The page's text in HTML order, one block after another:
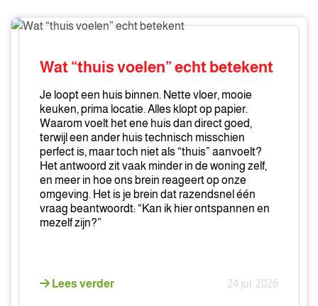
Wat
voelen”
betekent
Wat “thuis voelen” echt betekent
Je loopt een huis binnen. Nette vloer, mooie
keuken, prima locatie. Alles klopt op papier.
Waarom voelt het ene huis dan direct goed,
terwijl een ander huis technisch misschien
perfect is, maar toch niet als “thuis” aanvoelt?
Het antwoord zit vaak minder in de woning zelf,
en meer in hoe ons brein reageert op onze
omgeving. Het is je brein dat razendsnel één
vraag beantwoordt: “Kan ik hier ontspannen en
mezelf zijn?”
Lees verder 24 jul. 2026